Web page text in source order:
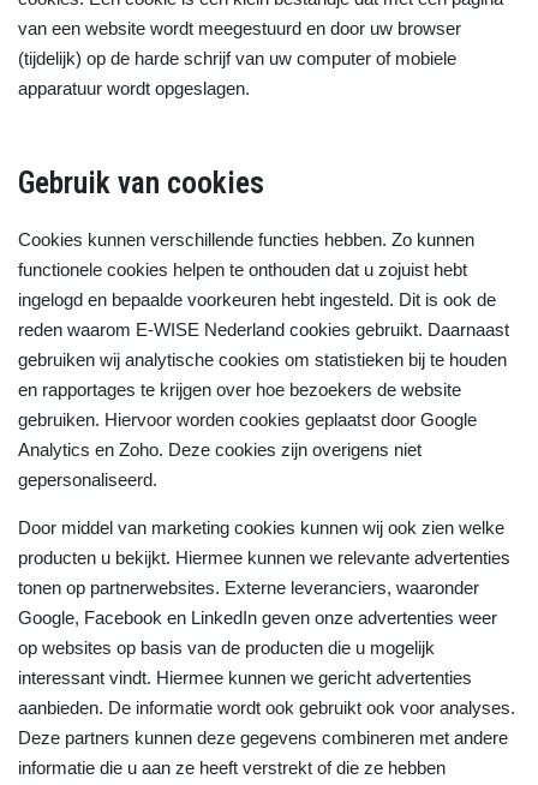
van een website wordt meegestuurd en door uw browser
(tijdelijk) op de harde schrijf van uw computer of mobiele
apparatuur wordt opgeslagen.
Gebruik van cookies
Cookies kunnen verschillende functies hebben. Zo kunnen
functionele cookies helpen te onthouden dat u zojuist hebt
ingelogd en bepaalde voorkeuren hebt ingesteld. Dit is ook de
reden waarom E-WISE Nederland cookies gebruikt. Daarnaast
gebruiken wij analytische cookies om statistieken bij te houden
en rapportages te krijgen over hoe bezoekers de website
gebruiken. Hiervoor worden cookies geplaatst door Google
Analytics en Zoho. Deze cookies zijn overigens niet
gepersonaliseerd.
Door middel van marketing cookies kunnen wij ook zien welke
producten u bekijkt. Hiermee kunnen we relevante advertenties
tonen op partnerwebsites. Externe leveranciers, waaronder
Google, Facebook en LinkedIn geven onze advertenties weer
op websites op basis van de producten die u mogelijk
interessant vindt. Hiermee kunnen we gericht advertenties
aanbieden. De informatie wordt ook gebruikt ook voor analyses.
Deze partners kunnen deze gegevens combineren met andere
informatie die u aan ze heeft verstrekt of die ze hebben